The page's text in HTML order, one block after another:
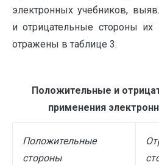
электронных учебников,
и отрицательные стороны их
отражены в таблице 3.
Положительные и
применения
Положительные
стороны